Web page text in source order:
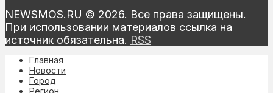
NEWSMOS.RU © 2026. Все права защищены.
При использовании материалов ссылка на
источник обязательна. RSS
Главная
Новости
Город
Регион